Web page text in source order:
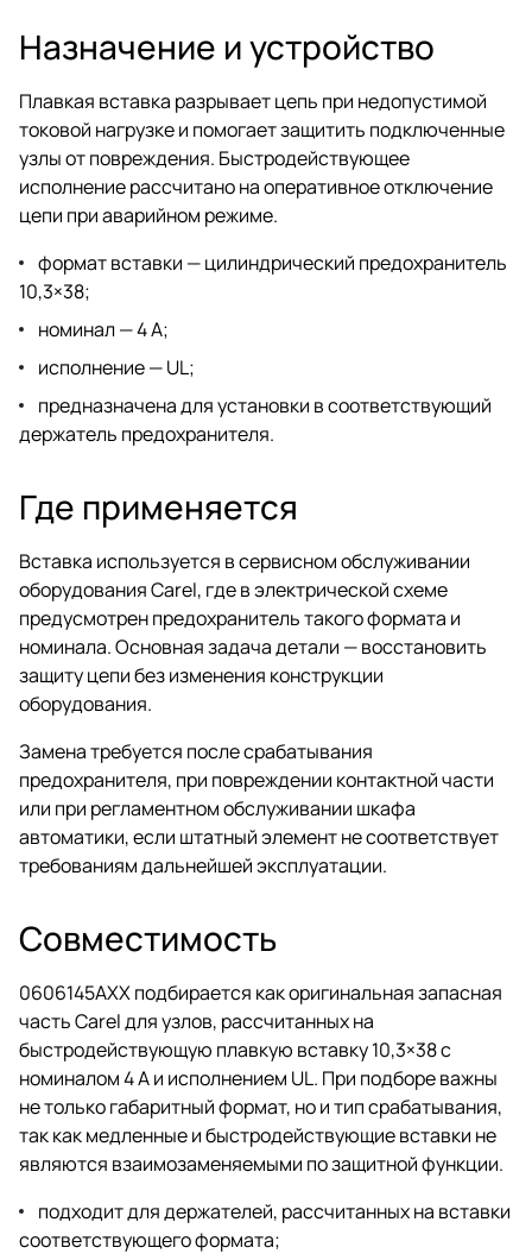
Назначение и устройство
Плавкая вставка разрывает цепь при недопустимой
токовой нагрузке и помогает защитить подключенные
узлы от повреждения. Быстродействующее
исполнение рассчитано на оперативное отключение
цепи при аварийном режиме.
формат вставки — цилиндрический предохранитель
10,3×38;
номинал — 4 A;
исполнение — UL;
предназначена для установки в соответствующий
держатель предохранителя.
Где применяется
Вставка используется в сервисном обслуживании
оборудования Carel, где в электрической схеме
предусмотрен предохранитель такого формата и
номинала. Основная задача детали — восстановить
защиту цепи без изменения конструкции
оборудования.
Замена требуется после срабатывания
предохранителя, при повреждении контактной части
или при регламентном обслуживании шкафа
автоматики, если штатный элемент не соответствует
требованиям дальнейшей эксплуатации.
Совместимость
0606145AXX подбирается как оригинальная запасная
часть Carel для узлов, рассчитанных на
быстродействующую плавкую вставку 10,3×38 с
номиналом 4 A и исполнением UL. При подборе важны
не только габаритный формат, но и тип срабатывания,
так как медленные и быстродействующие вставки не
являются взаимозаменяемыми по защитной функции.
подходит для держателей, рассчитанных на вставки
соответствующего формата;